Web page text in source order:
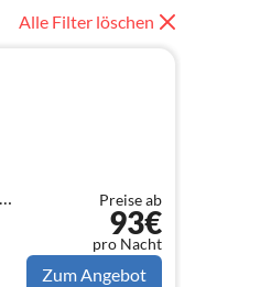
Alle Filter löschen
Preise ab
93€
pro Nacht
Zum Angebot